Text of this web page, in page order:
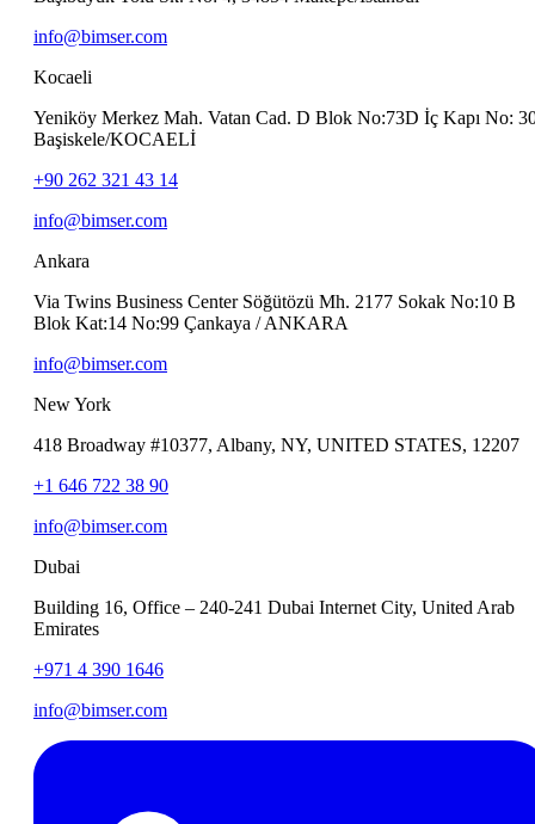
info@bimser.com
Kocaeli
Yeniköy Merkez Mah. Vatan Cad. D Blok No:73D İç Kapı No:
Başiskele/KOCAELİ
+90 262 321 43 14
info@bimser.com
Ankara
Via Twins Business Center Söğütözü Mh. 2177 Sokak No:10 B
Blok Kat:14 No:99 Çankaya / ANKARA
info@bimser.com
New York
418 Broadway #10377, Albany, NY, UNITED STATES, 12207
+1 646 722 38 90
info@bimser.com
Dubai
Building 16, Office – 240-241 Dubai Internet City, United Arab
Emirates
+971 4 390 1646
info@bimser.com